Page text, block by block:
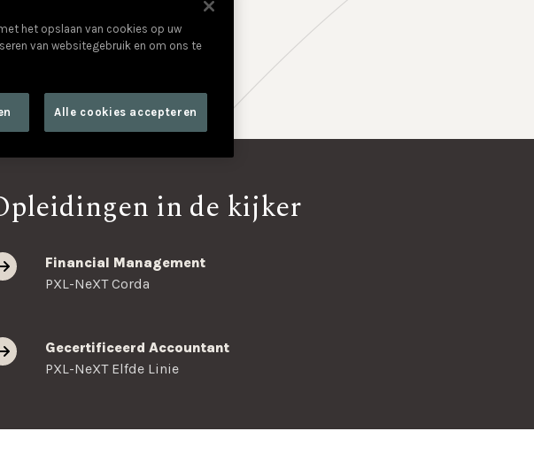
in de kijker
Financial Management
PXL-NeXT Corda
Gecertificeerd Accountant
PXL-NeXT Elfde Linie
het opslaan van cookies op uw
van websitegebruik en om ons te
Alle cookies accepteren